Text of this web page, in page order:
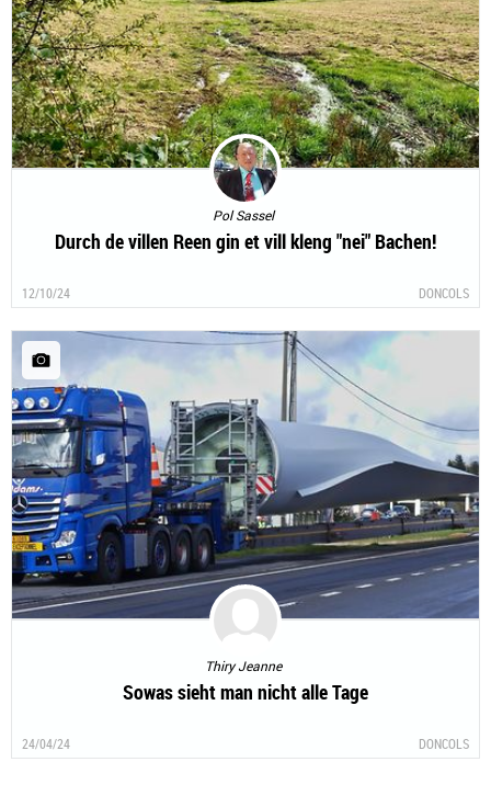
Pol Sassel
Durch de villen Reen gin et vill kleng "nei" Bachen!
12/10/24 DONCOLS
Thiry Jeanne
Sowas sieht man nicht alle Tage
24/04/24 DONCOLS